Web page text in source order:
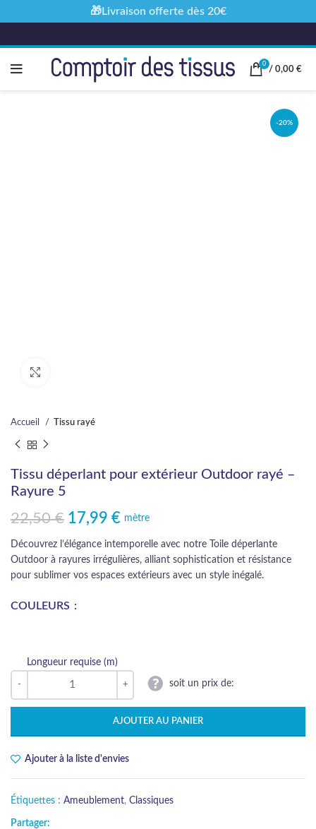
0
/ 0,00 €
-20%
Accueil Tissu rayé
Tissu déperlant pour extérieur Outdoor rayé –
Rayure 5
22,50€
Le prix initial était : 22,50 €.
17,99 €
Le prix actuel est : 17,99 €.mètre
Découvrez l’élégance intemporelle avec notre Toile déperlante
Outdoor à rayures irrégulières, alliant sophistication et résistance
pour sublimer vos espaces extérieurs avec un style inégalé.
COULEURS
Longueur requise (m)
soit un prix de:
AJOUTER AU PANIER
Ajouter à la liste d'envies
Étiquettes : Ameublement, Classiques
Partager:
🎁Livraison offerte dès 20€